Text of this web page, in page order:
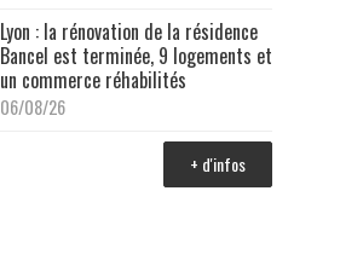
Lyon : la rénovation de la résidence
Bancel est terminée, 9 logements et
un commerce réhabilités
06/08/26
+ d'infos